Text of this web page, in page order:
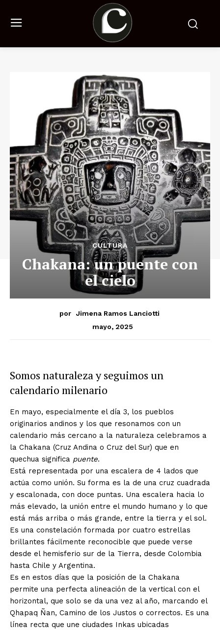
CULTURA
Chakana: un puente con
el cielo
por
Jimena Ramos Lanciotti
mayo, 2025
Somos naturaleza y seguimos un
calendario milenario
En mayo, especialmente el día 3, los pueblos
originarios andinos y los que resonamos con un
calendario más cercano a la naturaleza celebramos a
la Chakana (Cruz Andina o Cruz del Sur) que en
quechua significa puente.
Está representada por una escalera de 4 lados que
actúa como unión. Su forma es la de una cruz cuadrada
y escalonada, con doce puntas. Una escalera hacia lo
más elevado, la unión entre el mundo humano y lo que
está más arriba o más grande, entre la tierra y el sol.
Es una constelación formada por cuatro estrellas
brillantes fácilmente reconocible que puede verse
desde el hemisferio sur de la Tierra, desde Colombia
hasta Chile y Argentina.
Es en estos días que la posición de la Chakana
permite una perfecta alineación de la vertical con el
horizontal, que solo se da una vez al año, marcando el
Qhapaq Ñan, Camino de los Justos o correctos. Es una
línea recta que une ciudades Inkas ubicadas